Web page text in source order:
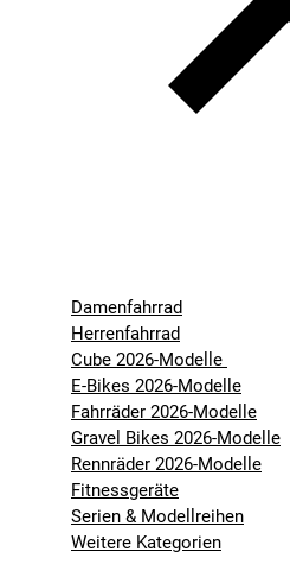
Damenfahrrad
Herrenfahrrad
Cube 2026-Modelle
E-Bikes 2026-Modelle
Fahrräder 2026-Modelle
Gravel Bikes 2026-Modelle
Rennräder 2026-Modelle
Fitnessgeräte
Serien & Modellreihen
Weitere Kategorien